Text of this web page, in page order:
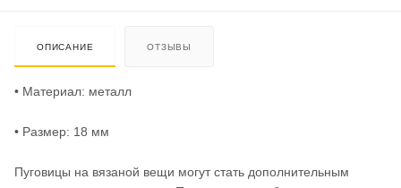
ОПИСАНИЕ ОТЗЫВЫ
• Материал: металл
• Размер: 18 мм
Пуговицы на вязаной вещи могут стать дополнительным